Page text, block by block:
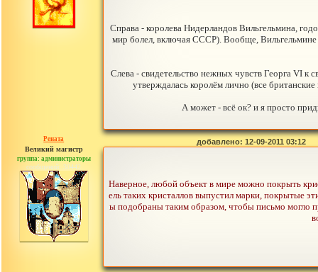
Справа - королева Нидерландов Вильгельмина,
мир болел, включая СССР). Вообще, Вильгельмине
Слева - свидетельство нежных чувств Георга VI
утверждалась королём лично (все
А может - всё ок? и я просто
Рената
Великий магистр
группа: администраторы
сообщений: 30442
добавлено: 12-09-2011 03:12
Наверное, любой объект в мире можно покрыть
ель таких кристаллов выпустил марки, покрытые
ы подобраны таким образом, чтобы письмо могло